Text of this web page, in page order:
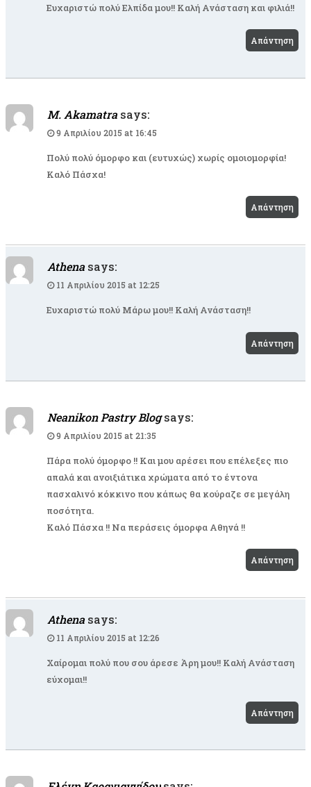
Ευχαριστώ πολύ Ελπίδα μου!! Καλή Ανάσταση και φιλιά!!
Απάντηση
M. Akamatra says:
9 Απριλίου 2015 at 16:45
Πολύ πολύ όμορφο και (ευτυχώς) χωρίς ομοιομορφία!
Καλό Πάσχα!
Απάντηση
Athena says:
11 Απριλίου 2015 at 12:25
Ευχαριστώ πολύ Μάρω μου!! Καλή Ανάσταση!!
Απάντηση
Neanikon Pastry Blog says:
9 Απριλίου 2015 at 21:35
Πάρα πολύ όμορφο !! Και μου αρέσει που επέλεξες πιο
απαλά και ανοιξιάτικα χρώματα από το έντονα
πασχαλινό κόκκινο που κάπως θα κούραζε σε μεγάλη
ποσότητα.
Καλό Πάσχα !! Να περάσεις όμορφα Αθηνά !!
Απάντηση
Athena says:
11 Απριλίου 2015 at 12:26
Χαίρομαι πολύ που σου άρεσε Άρη μου!! Καλή Ανάσταση
εύχομαι!!
Απάντηση